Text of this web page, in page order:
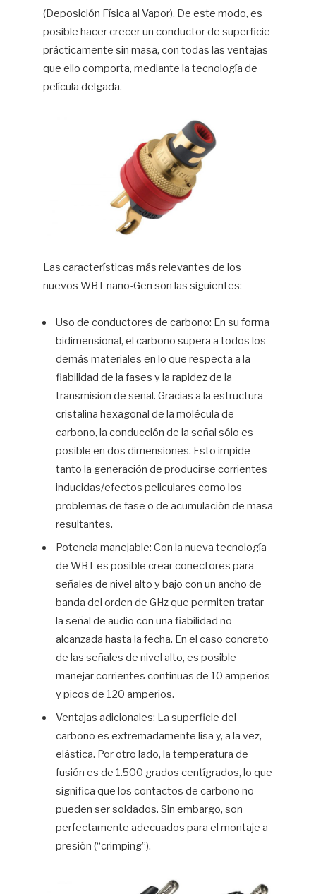
(Deposición Física al Vapor). De este modo, es
posible hacer crecer un conductor de superficie
prácticamente sin masa, con todas las ventajas
que ello comporta, mediante la tecnología de
película delgada.
Las características más relevantes de los
nuevos WBT nano-Gen son las siguientes:
Uso de conductores de carbono: En su forma
bidimensional, el carbono supera a todos los
demás materiales en lo que respecta a la
fiabilidad de la fases y la rapidez de la
transmision de señal. Gracias a la estructura
cristalina hexagonal de la molécula de
carbono, la conducción de la señal sólo es
posible en dos dimensiones. Esto impide
tanto la generación de producirse corrientes
inducidas/efectos peliculares como los
problemas de fase o de acumulación de masa
resultantes.
Potencia manejable: Con la nueva tecnología
de WBT es posible crear conectores para
señales de nivel alto y bajo con un ancho de
banda del orden de GHz que permiten tratar
la señal de audio con una fiabilidad no
alcanzada hasta la fecha. En el caso concreto
de las señales de nivel alto, es posible
manejar corrientes continuas de 10 amperios
y picos de 120 amperios.
Ventajas adicionales: La superficie del
carbono es extremadamente lisa y, a la vez,
elástica. Por otro lado, la temperatura de
fusión es de 1.500 grados centígrados, lo que
significa que los contactos de carbono no
pueden ser soldados. Sin embargo, son
perfectamente adecuados para el montaje a
presión (“crimping”).